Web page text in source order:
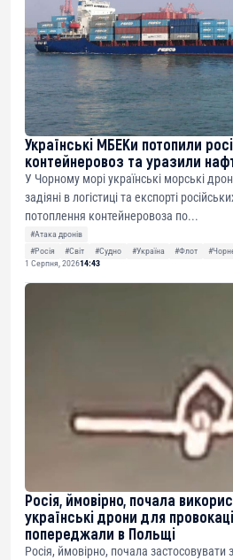
Українські МБЕКи потопили
контейнеровоз та уразили
У Чорному морі українські морські
задіяні в логістиці та експорті
потоплення контейнеровоза по...
#Атака дронів
#Росія
#Світ #Судно #Україна #Флот
1 Серпня, 202614:43
Росія, ймовірно, почала
українські дрони для
попереджали в Польщі
Росія, ймовірно, почала застосовувати